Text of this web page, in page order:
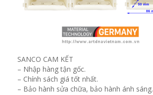
SANCO CAM KẾT
– Nhập hàng tận gốc.
– Chính sách giá tốt nhất.
– Bảo hành sửa chữa, bảo hành ánh sáng.